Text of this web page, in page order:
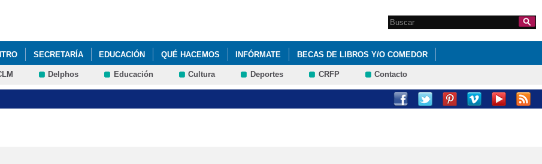
Formulario de
búsqueda
Search this site
SECRETARÍA EDUCACIÓN QUÉ HACEMOS INFÓRMATE BECAS DE LIBROS Y/O COMEDOR
FACEBOOK-INSTAGRAM CEIP ALCES PLANES, PROYECTOS Y ENSEÑANZAS DEL CENTRO.
Delphos Educación Cultura Deportes CRFP Contacto